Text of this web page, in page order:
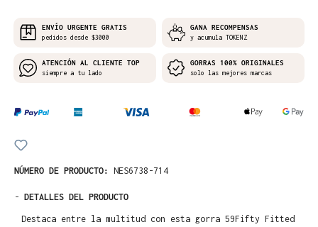
ENVÍO URGENTE GRATIS
pedidos desde $3000
GANA RECOMPENSAS
y acumula TOKENZ
ATENCIÓN AL CLIENTE TOP
siempre a tu lado
GORRAS 100% ORIGINALES
solo las mejores marcas
NÚMERO DE PRODUCTO: NES6738-714
- DETALLES DEL PRODUCTO
Destaca entre la multitud con esta gorra 59Fifty Fitted